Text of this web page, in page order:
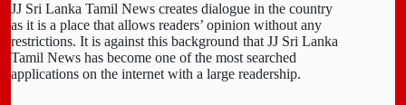
JJ Sri Lanka Tamil News creates dialogue in the country
as it is a place that allows readers’ opinion without any
restrictions. It is against this background that JJ Sri Lanka
Tamil News has become one of the most searched
applications on the internet with a large readership.